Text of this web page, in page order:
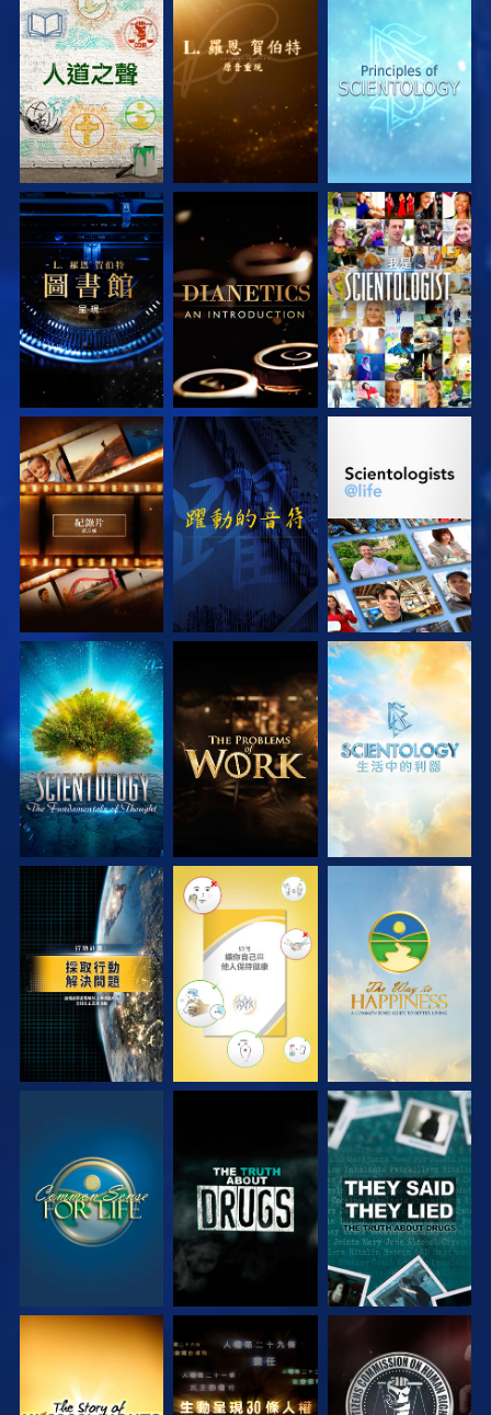
探索系列節目 探索系列節目 探索系列節目
探索系列節目 探索系列節目 觀看
探索系列節目 觀看 探索系列節目
探索系列節目 探索系列節目 探索系列節目
觀看 觀看 觀看
觀看 觀看 觀看
觀看 觀看 觀看